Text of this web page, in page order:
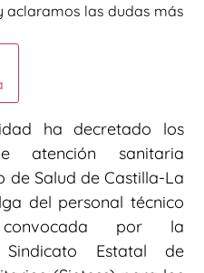
aclaramos las dudas más
ha decretado los
atención sanitaria
de Salud de Castilla-La
del personal técnico
por la
Sindicato Estatal de